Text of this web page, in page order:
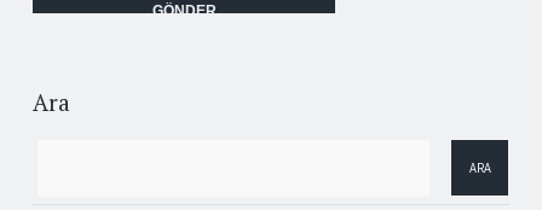
Ara